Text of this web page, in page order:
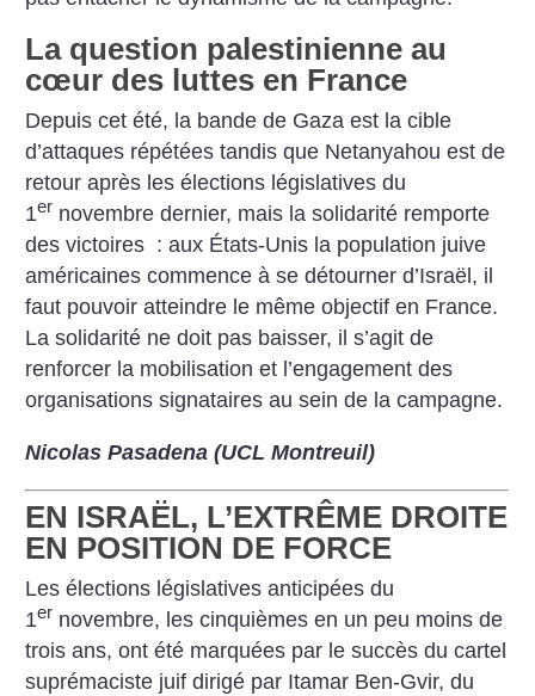
La question palestinienne au
cœur des luttes en France
Depuis cet été, la bande de Gaza est la cible
d’attaques répétées tandis que Netanyahou est de
retour après les élections législatives du
1er novembre dernier, mais la solidarité remporte
des victoires : aux États-Unis la population juive
américaines commence à se détourner d’Israël, il
faut pouvoir atteindre le même objectif en France.
La solidarité ne doit pas baisser, il s’agit de
renforcer la mobilisation et l’engagement des
organisations signataires au sein de la campagne.
Nicolas Pasadena (UCL Montreuil)
EN ISRAËL, L’EXTRÊME DROITE
EN POSITION DE FORCE
Les élections législatives anticipées du
1er novembre, les cinquièmes en un peu moins de
trois ans, ont été marquées par le succès du cartel
suprémaciste juif dirigé par Itamar Ben-Gvir, du